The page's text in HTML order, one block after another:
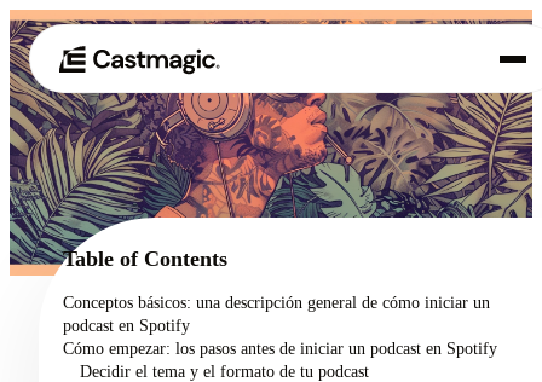
01 Producto
02 Casos de uso
Precios
Acerca de nosotros
Table of Contents
Conceptos básicos: una descripción general de cómo iniciar un
podcast en Spotify
Cómo empezar: los pasos antes de iniciar un podcast en Spotify
Decidir el tema y el formato de tu podcast